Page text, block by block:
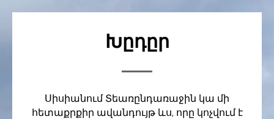
Խըդըր
Սիսիանում Տեառընդառաջին կա մի
հետաքրքիր ավանդույթ ևս, որը կոչվում է